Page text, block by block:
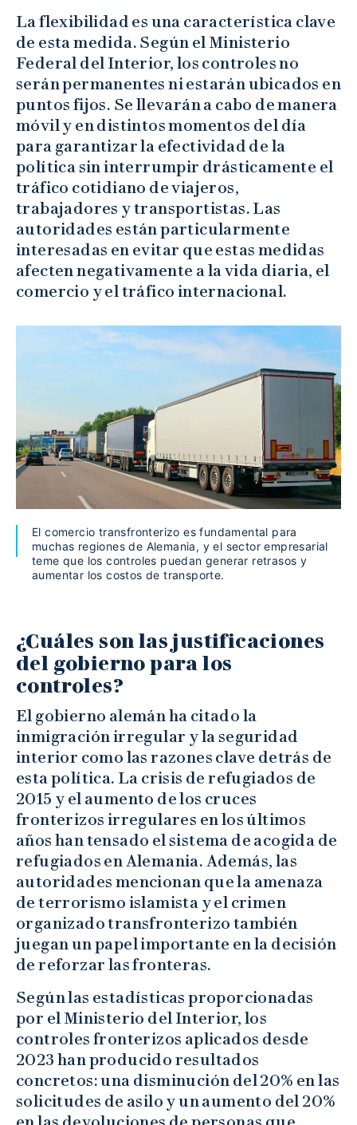
La flexibilidad es una característica clave
de esta medida. Según el Ministerio
Federal del Interior, los controles no
serán permanentes ni estarán ubicados en
puntos fijos. Se llevarán a cabo de manera
móvil y en distintos momentos del día
para garantizar la efectividad de la
política sin interrumpir drásticamente el
tráfico cotidiano de viajeros,
trabajadores y transportistas. Las
autoridades están particularmente
interesadas en evitar que estas medidas
afecten negativamente a la vida diaria, el
comercio y el tráfico internacional.
El comercio transfronterizo es fundamental para
muchas regiones de Alemania, y el sector empresarial
teme que los controles puedan generar retrasos y
aumentar los costos de transporte.
¿Cuáles son las justificaciones
del gobierno para los
controles?
El gobierno alemán ha citado la
inmigración irregular y la seguridad
interior como las razones clave detrás de
esta política. La crisis de refugiados de
2015 y el aumento de los cruces
fronterizos irregulares en los últimos
años han tensado el sistema de acogida de
refugiados en Alemania. Además, las
autoridades mencionan que la amenaza
de terrorismo islamista y el crimen
organizado transfronterizo también
juegan un papel importante en la decisión
de reforzar las fronteras.
Según las estadísticas proporcionadas
por el Ministerio del Interior, los
controles fronterizos aplicados desde
2023 han producido resultados
concretos: una disminución del 20% en las
solicitudes de asilo y un aumento del 20%